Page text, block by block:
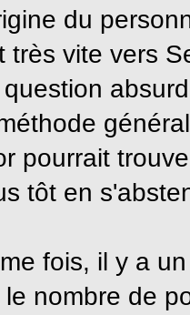
du
très vite vers
pourrait
tôt en
fois, il y a
nombre de